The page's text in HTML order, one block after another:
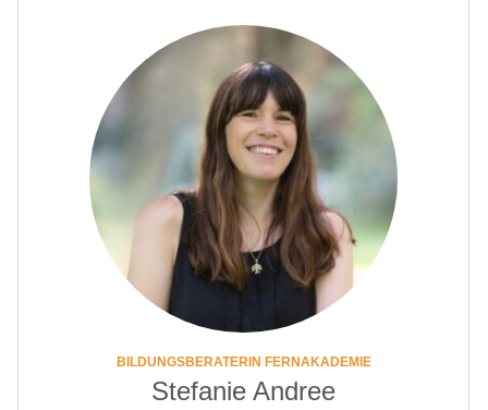
BILDUNGSBERATERIN FERNAKADEMIE
Stefanie Andree